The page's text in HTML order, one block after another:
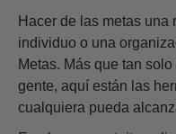
Hacer de las metas una
individuo o una
Metas. Más que tan
gente, aquí están las
cualquiera pueda